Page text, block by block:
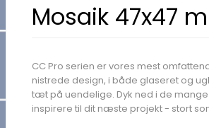
Mosaik 47x47
CC Pro serien er vores mest
nistrede design, i både glaseret og
tæt på uendelige. Dyk ned i de
inspirere til dit næste projekt - stort